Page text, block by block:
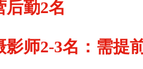
后勤2名
影师2-3名：需提